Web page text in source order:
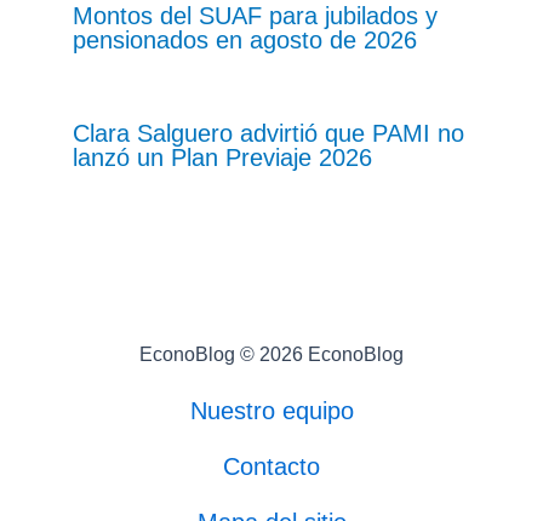
Montos del SUAF para jubilados y
pensionados en agosto de 2026
Clara Salguero advirtió que PAMI no
lanzó un Plan Previaje 2026
EconoBlog © 2026 EconoBlog
Nuestro equipo
Contacto